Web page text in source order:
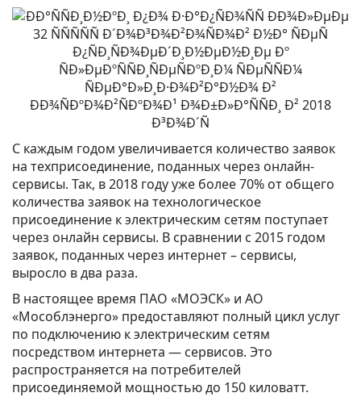
С каждым годом увеличивается количество заявок
на техприсоединение, поданных через онлайн-
сервисы. Так, в 2018 году уже более 70% от общего
количества заявок на технологическое
присоединение к электрическим сетям поступает
через онлайн сервисы. В сравнении с 2015 годом
заявок, поданных через интернет – сервисы,
выросло в два раза.
В настоящее время ПАО «МОЭСК» и АО
«Мособлэнерго» предоставляют полный цикл услуг
по подключению к электрическим сетям
посредством интернета — сервисов. Это
распространяется на потребителей
присоединяемой мощностью до 150 киловатт.